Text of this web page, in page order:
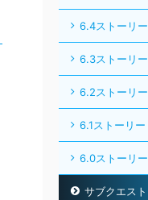
6.4ストーリー
6.3ストーリー
6.2ストーリー
6.1ストーリー
6.0ストーリー
サブクエスト